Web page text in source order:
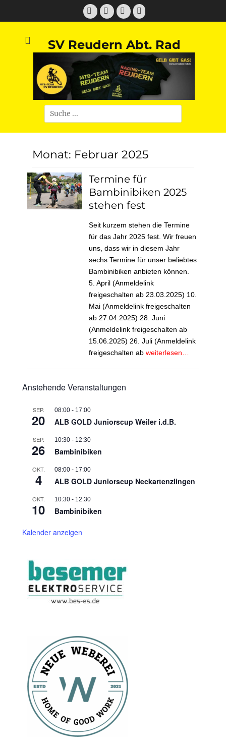
FacebookTwitter E-
Mail
Instagram
SV Reudern Abt. Rad
Suchen
nach:
Monat: Februar 2025
Termine für
Bambinibiken 2025
stehen fest
Seit kurzem stehen die Termine
für das Jahr 2025 fest. Wir freuen
uns, dass wir in diesem Jahr
sechs Termine für unser beliebtes
Bambinibiken anbieten können.
5. April (Anmeldelink
freigeschalten ab 23.03.2025) 10.
Mai (Anmeldelink freigeschalten
ab 27.04.2025) 28. Juni
(Anmeldelink freigeschalten ab
15.06.2025) 26. Juli (Anmeldelink
freigeschalten abweiterlesen…
Anstehende Veranstaltungen
SEP.
20
08:00 - 17:00
ALB GOLD Juniorscup Weiler i.d.B.
SEP.
26
10:30 - 12:30
Bambinibiken
OKT.
4
08:00 - 17:00
ALB GOLD Juniorscup Neckartenzlingen
OKT.
10
10:30 - 12:30
Bambinibiken
Kalender anzeigen